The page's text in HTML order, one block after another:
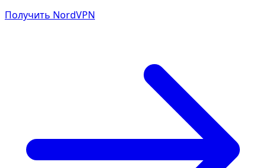
Получить NordVPN